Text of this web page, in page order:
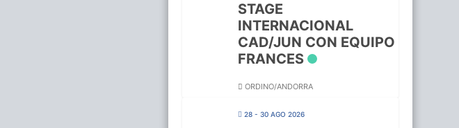
STAGE
INTERNACIONAL
CAD/JUN CON EQUIPO
FRANCES
ORDINO/ANDORRA
28 - 30 AGO 2026